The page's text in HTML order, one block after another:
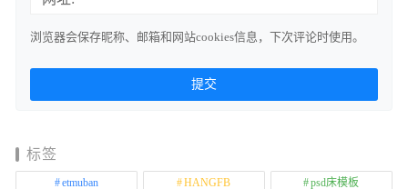
浏览器会保存昵称、邮箱和网站cookies信息，下次评论时使用。
标签
etmuban HANGFB psd床模板